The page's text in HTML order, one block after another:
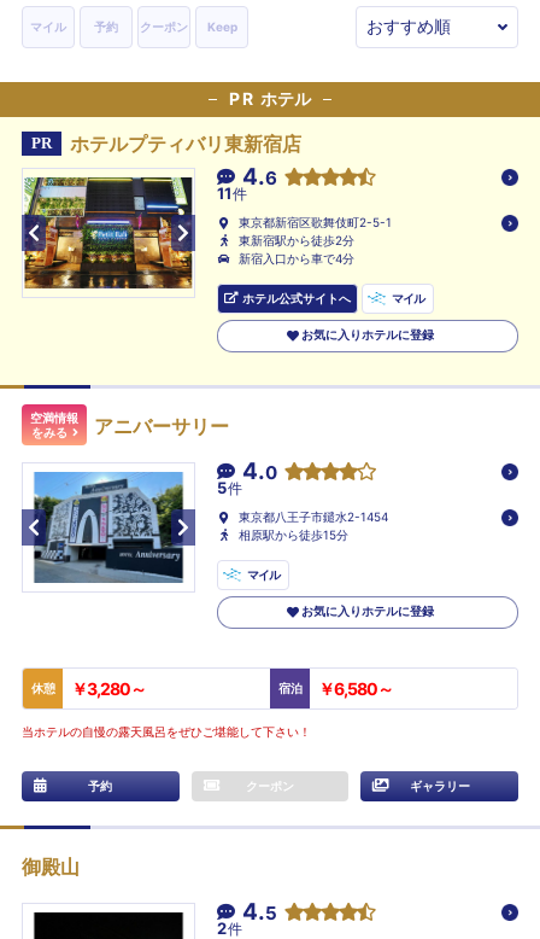
マイル 予約 クーポン Keep
PR ホテル
PR ホテルプティバリ東新宿店
4.6
11件
東京都新宿区歌舞伎町2-5-1
東新宿駅から徒歩2分
新宿入口から車で4分
ホテル公式サイトへ マイル
お気に入りホテルに登録
空満情報
をみる
アニバーサリー
4.0
5件
東京都八王子市鑓水2-1454
相原駅から徒歩15分
マイル
お気に入りホテルに登録
休憩 ￥3,280～ 宿泊 ￥6,580～
当ホテルの自慢の露天風呂をぜひご堪能して下さい！
予約 クーポン ギャラリー
御殿山
4.5
2件